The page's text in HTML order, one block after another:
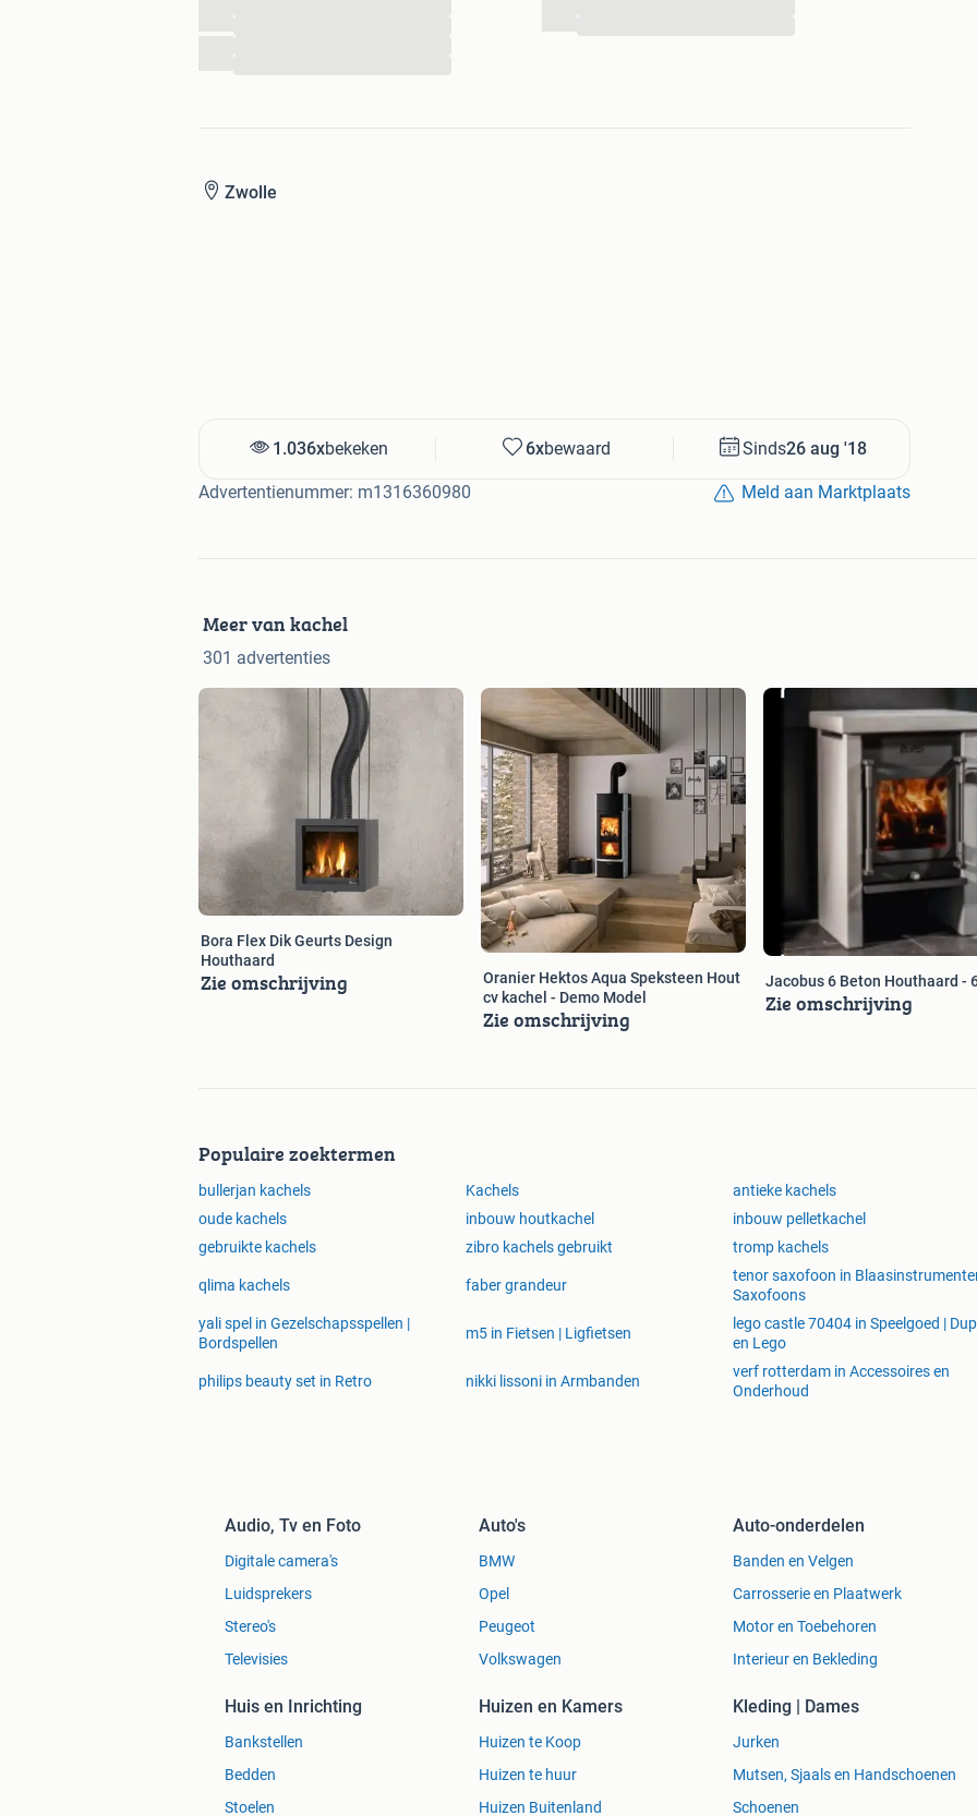
Zwolle
1.036xbekeken 6xbewaard Sinds26 aug '18
Advertentienummer: m1316360980 Meld aan Marktplaats
Meer van kachel
301 advertenties
Bora Flex Dik Geurts Design
Houthaard
Zie omschrijving
Oranier Hektos Aqua Speksteen Hout
cv kachel - Demo Model
Zie omschrijving
Jacobus 6 Beton Houthaard -
Zie omschrijving
Populaire zoektermen
bullerjan kachels Kachels antieke kachels
oude kachels
inbouw houtkachel inbouw pelletkachel
gebruikte kachels
zibro kachels gebruikt tromp kachels
qlima kachels faber grandeur
tenor saxofoon in
Saxofoons
yali spel in Gezelschapsspellen |
Bordspellen
m5 in Fietsen | Ligfietsen
lego castle 70404 in Speelgoed |
en Lego
philips beauty set in Retro nikki lissoni in Armbanden
verf rotterdam in Accessoires en
Onderhoud
Audio, Tv en Foto
Digitale camera's
Luidsprekers
Stereo's
Televisies
Auto's
BMW
Opel
Peugeot
Volkswagen
Auto-onderdelen
Banden en Velgen
Carrosserie en Plaatwerk
Motor en Toebehoren
Interieur en Bekleding
Huis en Inrichting
Bankstellen
Bedden
Stoelen
Huizen en Kamers
Huizen te Koop
Huizen te huur
Huizen Buitenland
Kleding | Dames
Jurken
Mutsen, Sjaals en Handschoenen
Schoenen